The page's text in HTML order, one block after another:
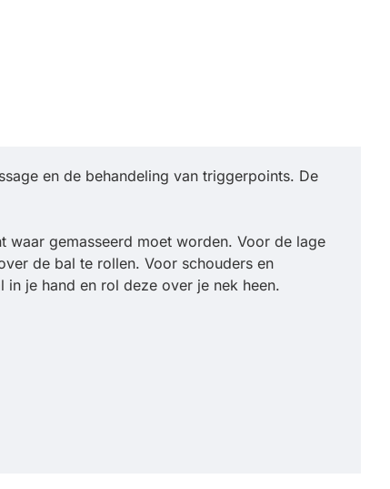
en de behandeling van triggerpoints. De
waar gemasseerd moet worden. Voor de lage
de bal te rollen. Voor schouders en
je hand en rol deze over je nek heen.